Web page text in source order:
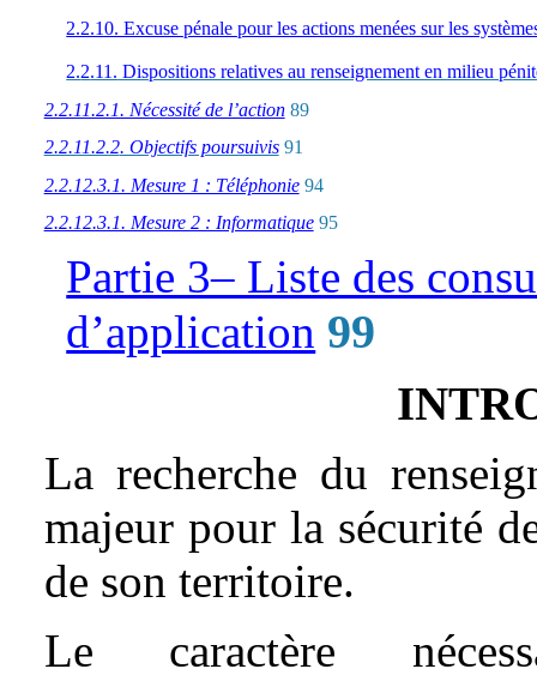
2.2.10. Excuse pénale pour les actions menées sur les
2.2.11. Dispositions relatives au renseignement en milieu
2.2.11.2.1. Nécessité de l’action89
2.2.11.2.2. Objectifs poursuivis91
2.2.12.3.1. Mesure 1 : Téléphonie94
2.2.12.3.1. Mesure 2 : Informatique95
Partie 3– Liste des
d’application 99
La recherche du
majeur pour la sécurité
de son territoire.
Le caractère